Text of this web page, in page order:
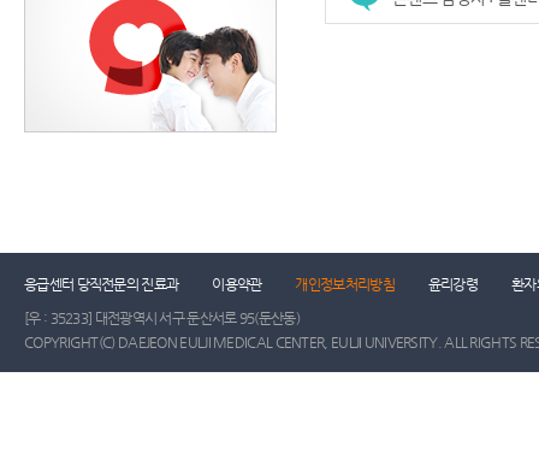
응급센터 당직전문의 진료과 이용약관 개인정보처리방침 윤리강령
환자
[우 : 35233] 대전광역시 서구 둔산서로 95(둔산동)
COPYRIGHT(C) DAEJEON EULJI MEDICAL CENTER, EULJI UNIVERSITY. ALL RIGHTS